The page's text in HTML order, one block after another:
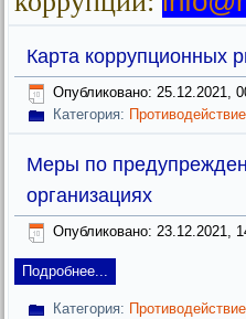
Карта коррупционных
Опубликовано: 25.12.2021,
Категория:
Меры по
организациях
Опубликовано: 23.12.2021,
Подробнее...
Категория: